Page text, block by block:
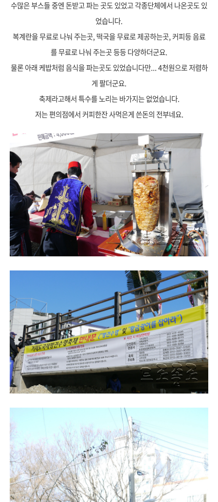
수많은 부스들 중엔 돈받고 파는 곳도 있었고 각종단체에서 나온곳도 있
었습니다.
복계란을 무료로 나눠 주는곳, 떡국을 무료로 제공하는곳, 커피등 음료
를 무료로 나눠 주는곳 등등 다양하더군요.
물론 아래 케밥처럼 음식을 파는곳도 있었습니다만... 4천원으로 저렴하
게 팔더군요.
축제라고해서 특수를 노리는 바가지는 없었습니다.
저는 편의점에서 커피한잔 사먹은게 쓴돈의 전부네요.